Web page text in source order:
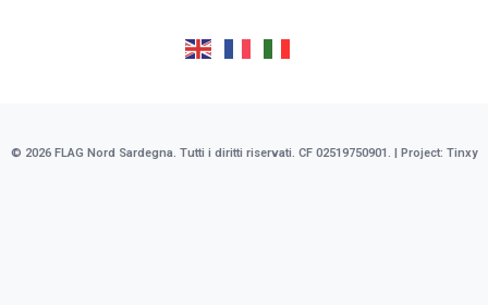
© 2026 FLAG Nord Sardegna. Tutti i diritti riservati. CF 02519750901. | Project: Tinxy